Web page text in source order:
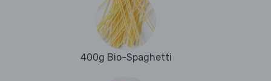
400g Bio-Spaghetti